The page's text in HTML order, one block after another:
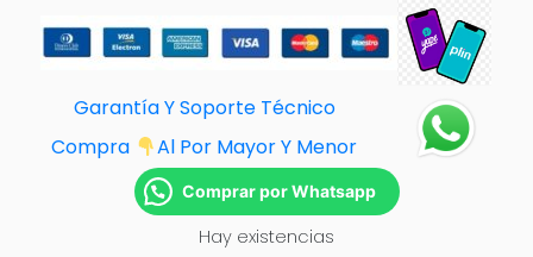
Garantía Y Soporte Técnico
Compra
Al Por Mayor Y Menor
Comprar por Whatsapp
Hay existencias